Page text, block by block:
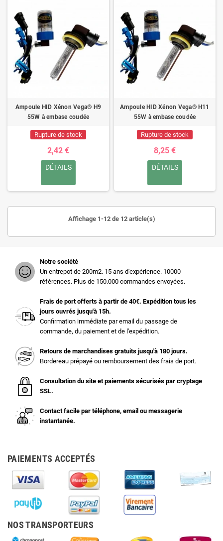
Ampoule HID Xénon Vega® H9
55W à embase coudée
Rupture de stock
2,42 €
DÉTAILS
Ampoule HID Xénon Vega® H11
55W à embase coudée
Rupture de stock
8,25 €
DÉTAILS
Affichage 1-12 de 12 article(s)
Notre société
Un entrepot de 200m2. 15 ans d'expérience. 10000
références. Plus de 150.000 commandes envoyées.
Frais de port offerts à partir de 40€. Expédition tous les
jours ouvrés jusqu'à 15h.
Confirmation immédiate par email du passage de
commande, du paiement et de l'expédition.
Retours de marchandises gratuits jusqu'à 180 jours.
Bordereau prépayé ou remboursement des frais de port.
Consultation du site et paiements sécurisés par cryptage
SSL.
Contact facile par téléphone, email ou messagerie
instantanée.
PAIEMENTS ACCEPTÉS
NOS TRANSPORTEURS